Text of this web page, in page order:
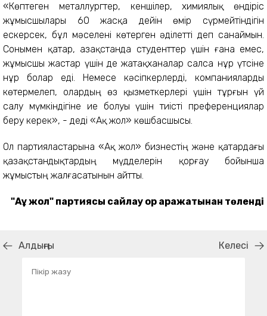
«Көптеген металлургтер, кеншілер, химиялық өндіріс
жұмысшылары 60 жасқа дейін өмір сүрмейтіндігін
ескерсек, бұл мәселені көтерген әділетті деп санаймын.
Сонымен қатар, Қазақстанда студенттер үшін ғана емес,
жұмысшы жастар үшін де жатақханалар салса нұр үтсіне
нұр болар еді. Немесе кәсіпкерлерді, компанияларды
көтермелеп, олардың өз қызметкерлері үшін тұрғын үй
салу мүмкіндігіне ие болуы үшін тиісті преференциялар
беру керек», - деді «Ақ жол» көшбасшысы.
Ол партияластарына «Ақ жол» бизнестің және қатардағы
қазақстандықтардың мүдделерін қорғау бойынша
жұмыстың жалғасатынын айтты.
"Аұ жол" партиясы сайлау қор қаражатынан төленді
Алдыңғы Келесі